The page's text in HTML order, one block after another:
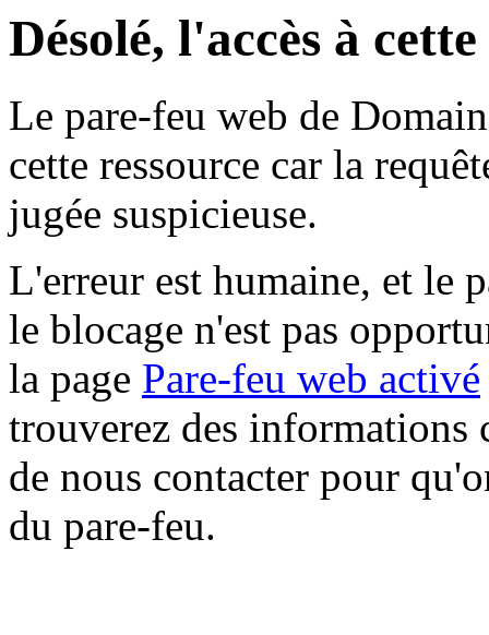
Désolé, l'accès à
Le pare-feu web de
cette ressource car la
jugée suspicieuse.
L'erreur est humaine, et le
le blocage n'est pas
la page Pare-feu web activé
trouverez des informations
de nous contacter pour
du pare-feu.